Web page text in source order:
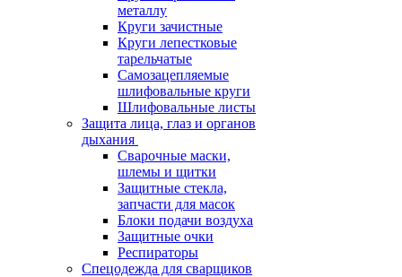
металлу
Круги зачистные
Круги лепестковые
тарельчатые
Самозацепляемые
шлифовальные круги
Шлифовальные листы
Защита лица, глаз и органов
дыхания
Сварочные маски,
шлемы и щитки
Защитные стекла,
запчасти для масок
Блоки подачи воздуха
Защитные очки
Респираторы
Спецодежда для сварщиков